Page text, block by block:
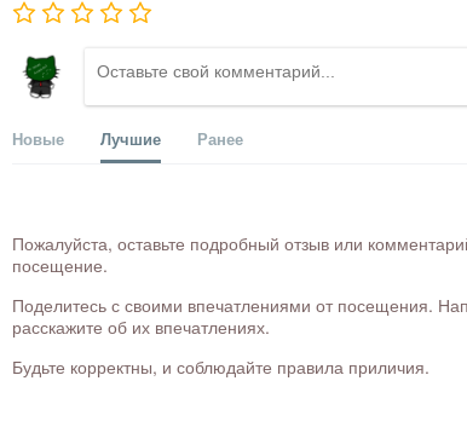
Новые Лучшие Ранее
Пожалуйста, оставьте подробный отзыв или
посещение.
Поделитесь с своими впечатлениями от посещения.
расскажите об их впечатлениях.
Будьте корректны, и соблюдайте правила приличия.